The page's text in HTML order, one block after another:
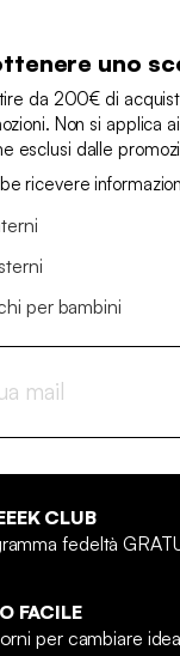
uno
da 200€ di
Non si applica
esclusi dalle
ricevere
per bambini
CLUB
fedeltà
FACILE
per cambiare idea